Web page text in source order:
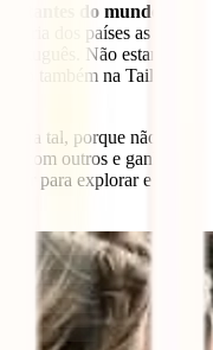
do mundo
dos países as
Não estamos a
lo também na Tailândia,
para tal, porque não
com outros e ganhar
para explorar e viajar